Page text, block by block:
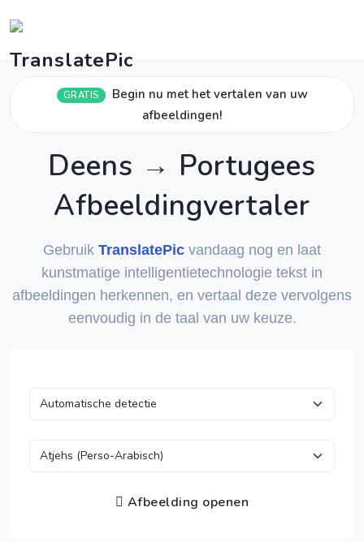
GRATIS
Begin nu met het vertalen van uw
afbeeldingen!
Deens → Portugees
Afbeeldingvertaler
Gebruik TranslatePic vandaag nog en laat
kunstmatige intelligentietechnologie tekst in
afbeeldingen herkennen, en vertaal deze vervolgens
eenvoudig in de taal van uw keuze.
Afbeelding openen